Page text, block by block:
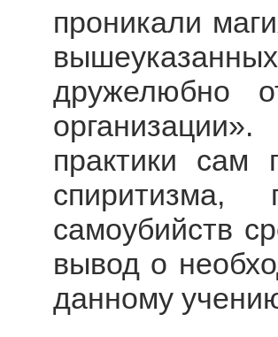
проникали
дружелюбно
практики сам
спиритизма,
самоубийств
вывод о
данному